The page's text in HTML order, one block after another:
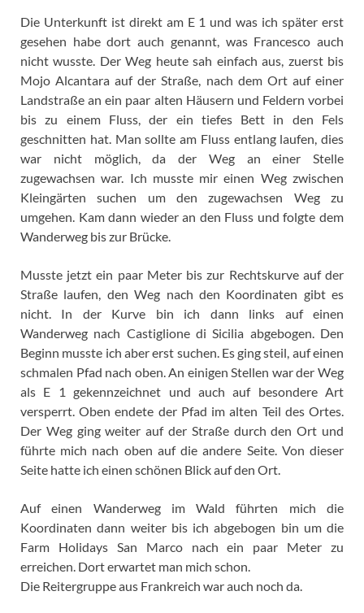
Die Unterkunft ist direkt am E 1 und was ich später erst
gesehen habe dort auch genannt, was Francesco auch
nicht wusste. Der Weg heute sah einfach aus, zuerst bis
Mojo Alcantara auf der Straße, nach dem Ort auf einer
Landstraße an ein paar alten Häusern und Feldern vorbei
bis zu einem Fluss, der ein tiefes Bett in den Fels
geschnitten hat. Man sollte am Fluss entlang laufen, dies
war nicht möglich, da der Weg an einer Stelle
zugewachsen war. Ich musste mir einen Weg zwischen
Kleingärten suchen um den zugewachsen Weg zu
umgehen. Kam dann wieder an den Fluss und folgte dem
Wanderweg bis zur Brücke.
Musste jetzt ein paar Meter bis zur Rechtskurve auf der
Straße laufen, den Weg nach den Koordinaten gibt es
nicht. In der Kurve bin ich dann links auf einen
Wanderweg nach Castiglione di Sicilia abgebogen. Den
Beginn musste ich aber erst suchen. Es ging steil, auf einen
schmalen Pfad nach oben. An einigen Stellen war der Weg
als E 1 gekennzeichnet und auch auf besondere Art
versperrt. Oben endete der Pfad im alten Teil des Ortes.
Der Weg ging weiter auf der Straße durch den Ort und
führte mich nach oben auf die andere Seite. Von dieser
Seite hatte ich einen schönen Blick auf den Ort.
Auf einen Wanderweg im Wald führten mich die
Koordinaten dann weiter bis ich abgebogen bin um die
Farm Holidays San Marco nach ein paar Meter zu
erreichen. Dort erwartet man mich schon.
Die Reitergruppe aus Frankreich war auch noch da.